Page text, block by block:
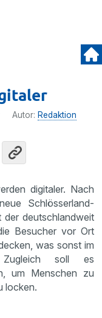
Autor: Redaktion
digitaler. Nach
Schlösserland-
deutschlandweit
Besucher vor Ort
was sonst im
Zugleich soll es
um Menschen zu
locken.